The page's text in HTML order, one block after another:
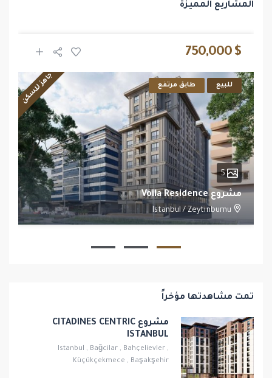
المشاريع المميزة
$ 750,000
للبيع طابق مرتفع جاهز للسكن
5
مشروع Voila Residence
Istanbul / Zeytınburnu
تمت مشاهدتها مؤخراً
مشروع CITADINES CENTRIC
ISTANBUL
Istanbul , Bağcilar , Bahçelievler ,
Küçükçekmece , Başakşehir